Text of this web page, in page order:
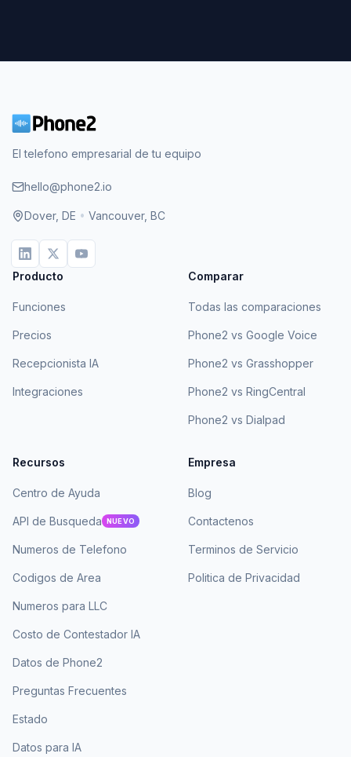
El telefono empresarial de tu equipo
hello@phone2.io
Dover, DE • Vancouver, BC
Producto
Funciones
Precios
Recepcionista IA
Integraciones
Comparar
Todas las comparaciones
Phone2 vs Google Voice
Phone2 vs Grasshopper
Phone2 vs RingCentral
Phone2 vs Dialpad
Recursos
Centro de Ayuda
API de Busqueda NUEVO
Numeros de Telefono
Codigos de Area
Numeros para LLC
Costo de Contestador IA
Datos de Phone2
Preguntas Frecuentes
Estado
Datos para IA
Empresa
Blog
Contactenos
Terminos de Servicio
Politica de Privacidad